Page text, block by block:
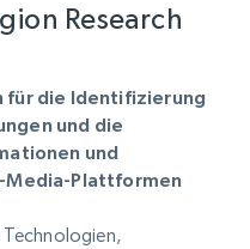
Research
für die Identifizierung
und die
und
Media-Plattformen